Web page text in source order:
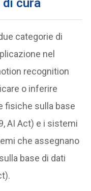
di cura
categorie di
nel
recognition
o inferire
fisiche sulla base
AI Act) e i sistemi
che assegnano
base di dati